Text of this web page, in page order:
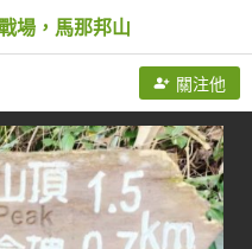
場，馬那邦山
關注他